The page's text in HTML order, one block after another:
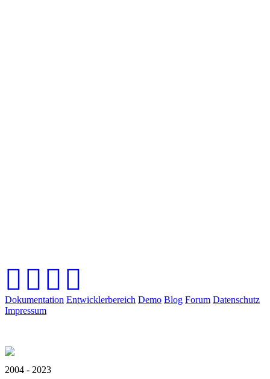
Dokumentation Entwicklerbereich Demo Blog Forum Datenschutz
Impressum
2004 - 2023